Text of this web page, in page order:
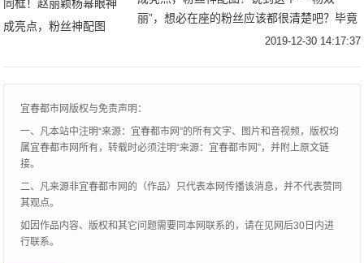
丽”，想必在座的粉丝应该都很清楚吧？毕竟
时下不是还蛮流行说什么“四杨双丽”的吗？
2019-12-30 14:17:37
宜春都市网版权与免责声明：
一、凡本站中注明“来源：宜春都市网”的所有文字、图片和音视频，版权均
属宜春都市网所有，转载时必须注明“来源：宜春都市网”，并附上原文链
接。
二、凡来源非宜春都市网的（作品）只代表本网传播该消息，并不代表赞同
其观点。
如因作品内容、版权和其它问题需要同本网联系的，请在见网后30日内进
行联系。